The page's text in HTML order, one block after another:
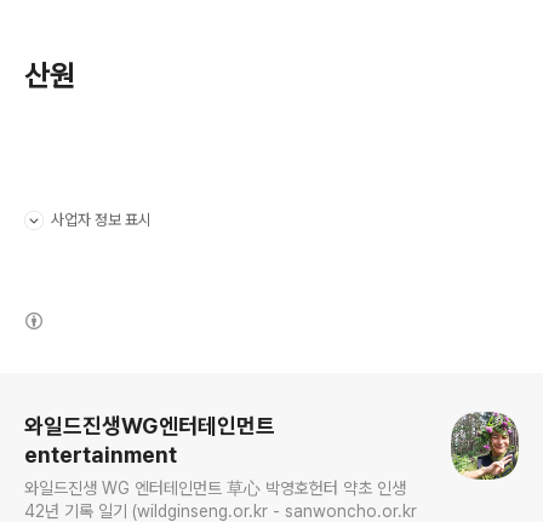
산원
사업자 정보 표시
와일드진생WG엔터테인먼트
entertainment
와일드진생 WG 엔터테인먼트 草心 박영호헌터 약초 인생
42년 기록 일기 (wildginseng.or.kr - sanwoncho.or.kr